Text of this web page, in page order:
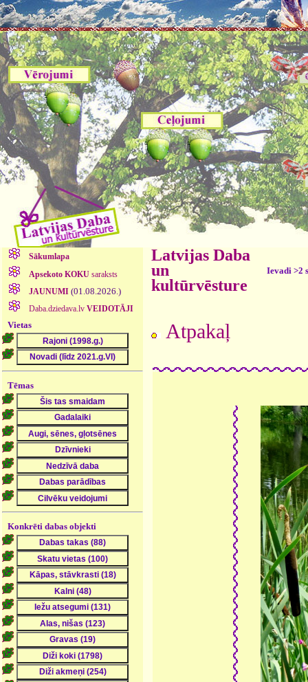
Sākumlapa
Apsekoto KOKUsaraksts
JAUNUMI (01.08.2026.)
Daba.dziedava.lv VEIDOTĀJI
Vietas
Tēmas
Konkrēti dabas objekti
Latvijas Daba
un
kultūrvēsture
Ievadi >2
Atpakaļ